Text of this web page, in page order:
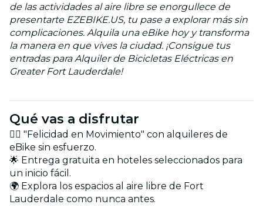
de las actividades al aire libre se enorgullece de
presentarte EZEBIKE.US, tu pase a explorar más sin
complicaciones. Alquila una eBike hoy y transforma
la manera en que vives la ciudad. ¡Consigue tus
entradas para Alquiler de Bicicletas Eléctricas en
Greater Fort Lauderdale!
Qué vas a disfrutar
🚴‍♂️ "Felicidad en Movimiento" con alquileres de
eBike sin esfuerzo.
🌟 Entrega gratuita en hoteles seleccionados para
un inicio fácil.
🌍 Explora los espacios al aire libre de Fort
Lauderdale como nunca antes.